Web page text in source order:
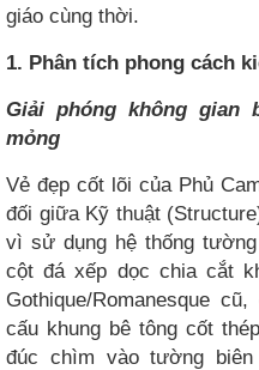
giáo cùng thời.
1. Phân tích phong cách
Giải phóng không gian
mỏng
Vẻ đẹp cốt lõi của Phủ
đối giữa Kỹ thuật
vì sử dụng hệ thống
cột đá xếp dọc chia cắt
Gothique/Romanesque
cấu khung bê tông cốt
đúc chìm vào tường